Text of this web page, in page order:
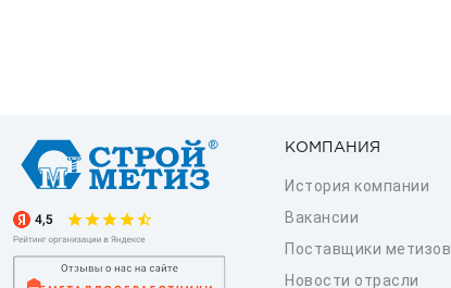
КОМПАНИЯ
История компании
Вакансии
Поставщики метизов
Новости отрасли